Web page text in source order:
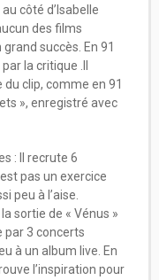
côté d’Isabelle
des films
succès. En 91
la critique .Il
clip, comme en 91
», enregistré avec
: Il recrute 6
pas un exercice
peu à l’aise.
sortie de « Vénus »
par 3 concerts
à un album live. En
l’inspiration pour